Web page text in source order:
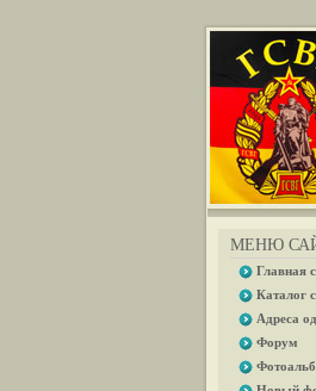
МЕНЮ
Главная
Каталог
Адреса
Форум